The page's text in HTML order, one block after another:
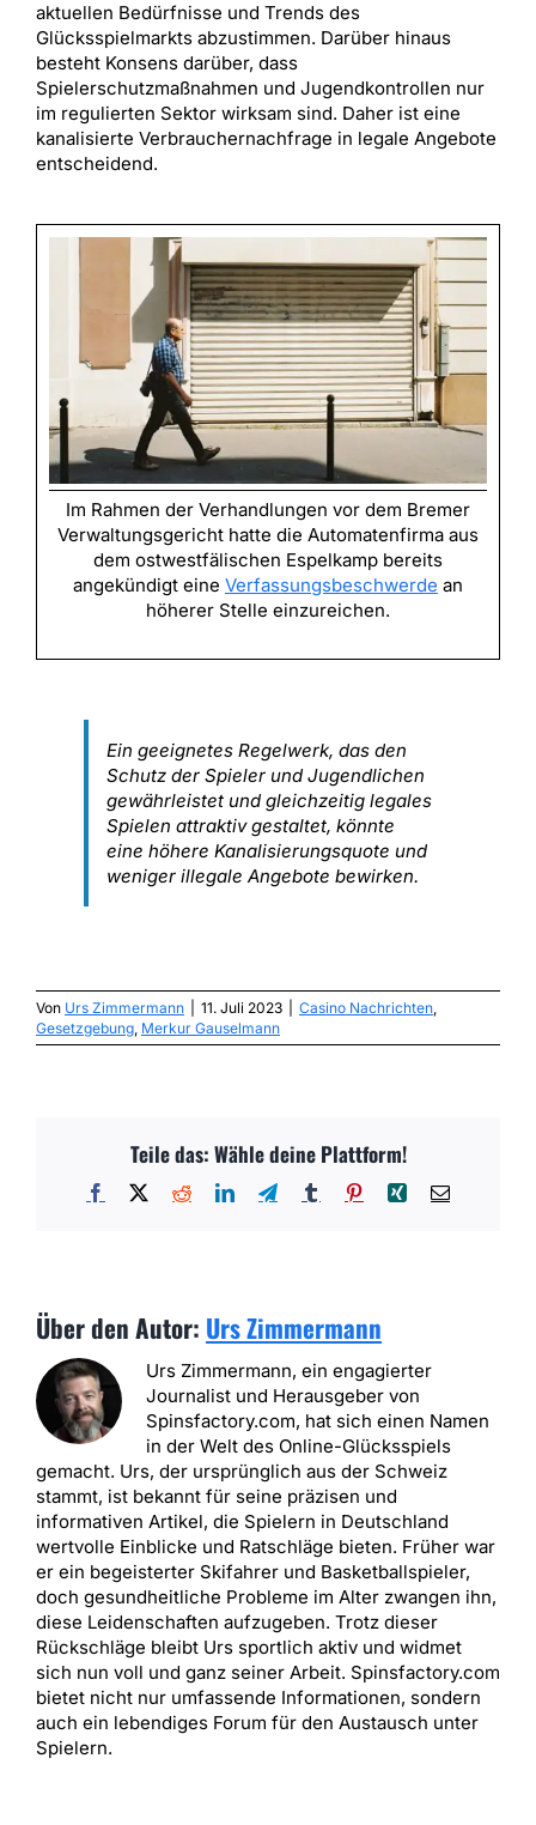
aktuellen Bedürfnisse und Trends des
Glücksspielmarkts abzustimmen. Darüber hinaus
besteht Konsens darüber, dass
Spielerschutzmaßnahmen und Jugendkontrollen nur
im regulierten Sektor wirksam sind. Daher ist eine
kanalisierte Verbrauchernachfrage in legale Angebote
entscheidend.
Im Rahmen der Verhandlungen vor dem Bremer
Verwaltungsgericht hatte die Automatenfirma aus
dem ostwestfälischen Espelkamp bereits
angekündigt eine Verfassungsbeschwerde an
höherer Stelle einzureichen.
Ein geeignetes Regelwerk, das den
Schutz der Spieler und Jugendlichen
gewährleistet und gleichzeitig legales
Spielen attraktiv gestaltet, könnte
eine höhere Kanalisierungsquote und
weniger illegale Angebote bewirken.
Von Urs Zimmermann 11. Juli 2023 Casino Nachrichten,
Gesetzgebung, Merkur Gauselmann
Teile das: Wähle deine Plattform!
Facebook RedditLinkedInTelegramTumblr PinterestXing E-
Über den Autor: Urs Zimmermann
Urs Zimmermann, ein engagierter
Journalist und Herausgeber von
Spinsfactory.com, hat sich einen Namen
in der Welt des Online-Glücksspiels
gemacht. Urs, der ursprünglich aus der Schweiz
stammt, ist bekannt für seine präzisen und
informativen Artikel, die Spielern in Deutschland
wertvolle Einblicke und Ratschläge bieten. Früher war
er ein begeisterter Skifahrer und Basketballspieler,
doch gesundheitliche Probleme im Alter zwangen ihn,
diese Leidenschaften aufzugeben. Trotz dieser
Rückschläge bleibt Urs sportlich aktiv und widmet
sich nun voll und ganz seiner Arbeit. Spinsfactory.com
bietet nicht nur umfassende Informationen, sondern
auch ein lebendiges Forum für den Austausch unter
Spielern.